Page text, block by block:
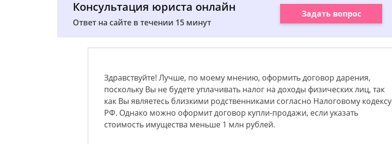
Консультация юриста онлайн
Ответ на сайте в течении 15 минут
Задать вопрос
Здравствуйте! Лучше, по моему мнению, оформить договор дарения,
поскольку Вы не будете уплачивать налог на доходы физических лиц, так
как Вы являетесь близкими родственниками согласно Налоговому кодексу
РФ. Однако можно оформит договор купли-продажи, если указать
стоимость имущества меньше 1 млн рублей.